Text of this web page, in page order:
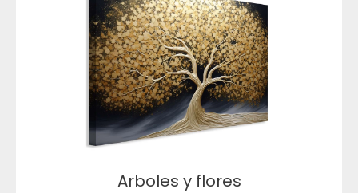
Arboles y flores